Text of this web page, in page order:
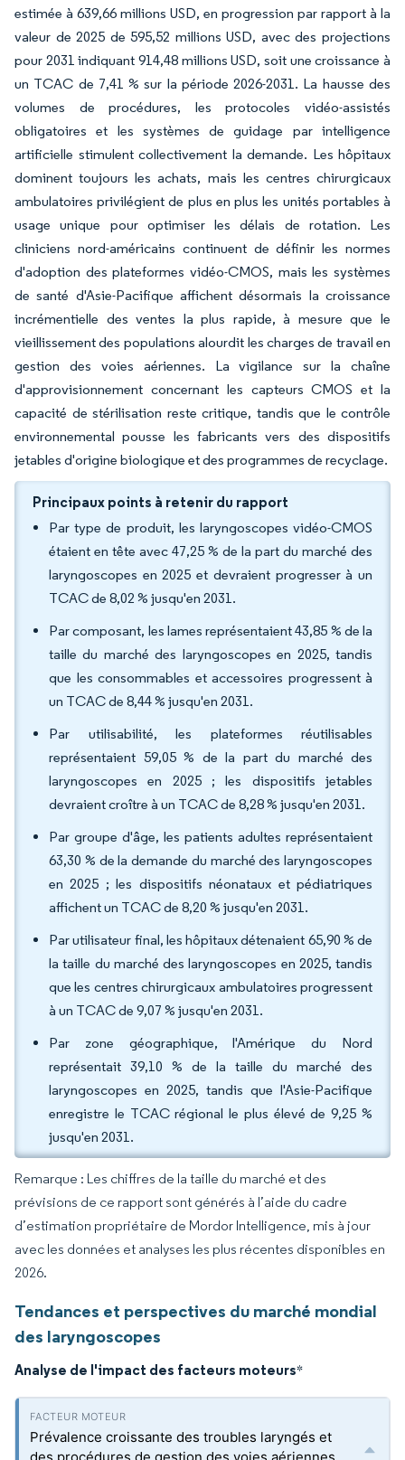
estimée à 639,66 millions USD, en progression par rapport à la
valeur de 2025 de 595,52 millions USD, avec des projections
pour 2031 indiquant 914,48 millions USD, soit une croissance à
un TCAC de 7,41 % sur la période 2026-2031. La hausse des
volumes de procédures, les protocoles vidéo-assistés
obligatoires et les systèmes de guidage par intelligence
artificielle stimulent collectivement la demande. Les hôpitaux
dominent toujours les achats, mais les centres chirurgicaux
ambulatoires privilégient de plus en plus les unités portables à
usage unique pour optimiser les délais de rotation. Les
cliniciens nord-américains continuent de définir les normes
d'adoption des plateformes vidéo-CMOS, mais les systèmes
de santé d'Asie-Pacifique affichent désormais la croissance
incrémentielle des ventes la plus rapide, à mesure que le
vieillissement des populations alourdit les charges de travail en
gestion des voies aériennes. La vigilance sur la chaîne
d'approvisionnement concernant les capteurs CMOS et la
capacité de stérilisation reste critique, tandis que le contrôle
environnemental pousse les fabricants vers des dispositifs
jetables d'origine biologique et des programmes de recyclage.
Principaux points à retenir du rapport
Par type de produit, les laryngoscopes vidéo-CMOS
étaient en tête avec 47,25 % de la part du marché des
laryngoscopes en 2025 et devraient progresser à un
TCAC de 8,02 % jusqu'en 2031.
Par composant, les lames représentaient 43,85 % de la
taille du marché des laryngoscopes en 2025, tandis
que les consommables et accessoires progressent à
un TCAC de 8,44 % jusqu'en 2031.
Par utilisabilité, les plateformes réutilisables
représentaient 59,05 % de la part du marché des
laryngoscopes en 2025 ; les dispositifs jetables
devraient croître à un TCAC de 8,28 % jusqu'en 2031.
Par groupe d'âge, les patients adultes représentaient
63,30 % de la demande du marché des laryngoscopes
en 2025 ; les dispositifs néonataux et pédiatriques
affichent un TCAC de 8,20 % jusqu'en 2031.
Par utilisateur final, les hôpitaux détenaient 65,90 % de
la taille du marché des laryngoscopes en 2025, tandis
que les centres chirurgicaux ambulatoires progressent
à un TCAC de 9,07 % jusqu'en 2031.
Par zone géographique, l'Amérique du Nord
représentait 39,10 % de la taille du marché des
laryngoscopes en 2025, tandis que l'Asie-Pacifique
enregistre le TCAC régional le plus élevé de 9,25 %
jusqu'en 2031.
Remarque : Les chiffres de la taille du marché et des
prévisions de ce rapport sont générés à l’aide du cadre
d’estimation propriétaire de Mordor Intelligence, mis à jour
avec les données et analyses les plus récentes disponibles en
2026.
Tendances et perspectives du marché mondial
des laryngoscopes
Analyse de l'impact des facteurs moteurs*
Prévalence croissante des troubles laryngés et